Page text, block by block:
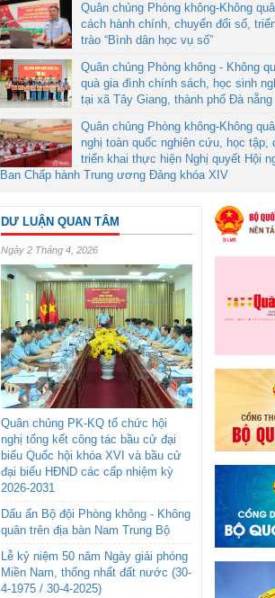
Quân chủng Phòng không-Không
cách hành chính, chuyển đổi số,
trào “Bình dân học vụ số”
Quân chủng Phòng không - Không
quà gia đình chính sách, học sinh
tại xã Tây Giang, thành phố Đà nẵng
Quân chủng Phòng không-Không
nghị toàn quốc nghiên cứu, học tập,
triển khai thực hiện Nghị quyết Hội
Ban Chấp hành Trung ương Đảng khóa XIV
DƯ LUẬN QUAN TÂM
Ngày 2 Tháng 4, 2026
Quân chủng PK-KQ tổ chức hội
nghị tổng kết công tác bầu cử đại
biểu Quốc hội khóa XVI và bầu cử
đại biểu HĐND các cấp nhiệm kỳ
2026-2031
Dấu ấn Bộ đội Phòng không - Không
quân trên địa bàn Nam Trung Bộ
Lễ kỷ niệm 50 năm Ngày giải phóng
Miền Nam, thống nhất đất nước (30-
4-1975 / 30-4-2025)